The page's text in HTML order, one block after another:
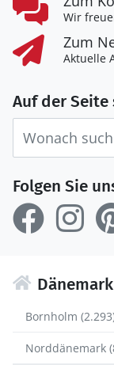
Wir
Zum
Aktuelle
Auf der Seite
Folgen Sie
Dänemark
Bornholm
Norddänemark